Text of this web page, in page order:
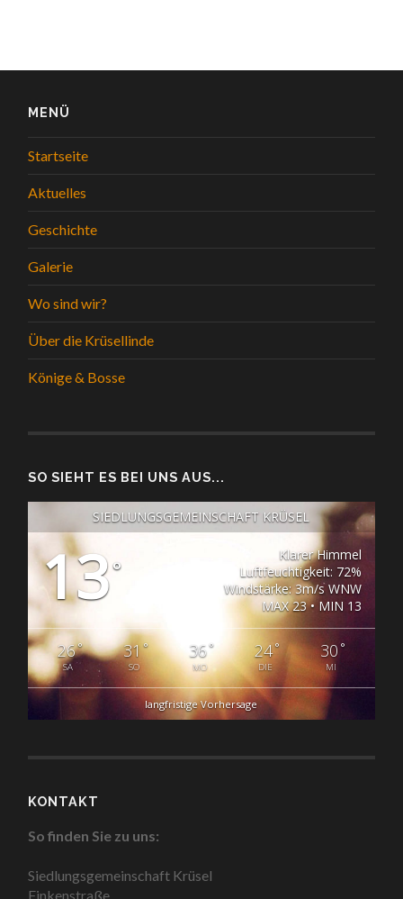
MENÜ
Startseite
Aktuelles
Geschichte
Galerie
Wo sind wir?
Über die Krüsellinde
Könige & Bosse
SO SIEHT ES BEI UNS AUS...
SIEDLUNGSGEMEINSCHAFT KRÜSEL
13°
Klarer Himmel
Luftfeuchtigkeit: 72%
Windstärke: 3m/s WNW
MAX 23 • MIN 13
26°
SA
31°
SO
36°
MO
24°
DIE
30 °
MI
langfristige Vorhersage
KONTAKT
So finden Sie zu uns:
Siedlungsgemeinschaft Krüsel
Finkenstraße